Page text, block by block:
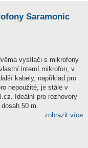
Saramonic
vysílači s mikrofony
interní mikrofon, v
kabely, například pro
nepoužité, je stále v
Ideální pro rozhovory
50 m.
...zobrazit více